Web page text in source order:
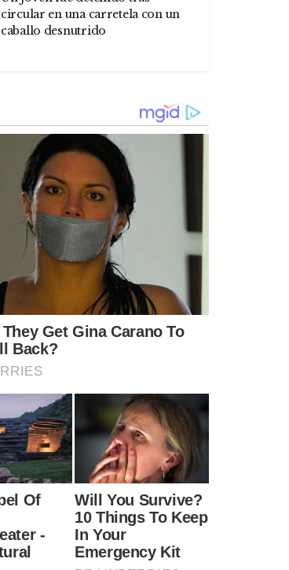
circular en una carretela con un
caballo desnutrido